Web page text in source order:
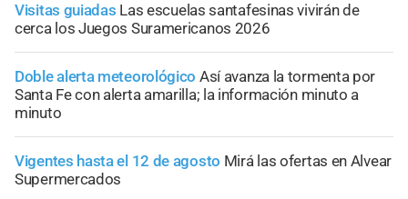
Visitas guiadas Las escuelas santafesinas vivirán de
cerca los Juegos Suramericanos 2026
Doble alerta meteorológico Así avanza la tormenta por
Santa Fe con alerta amarilla; la información minuto a
minuto
Vigentes hasta el 12 de agosto Mirá las ofertas en Alvear
Supermercados